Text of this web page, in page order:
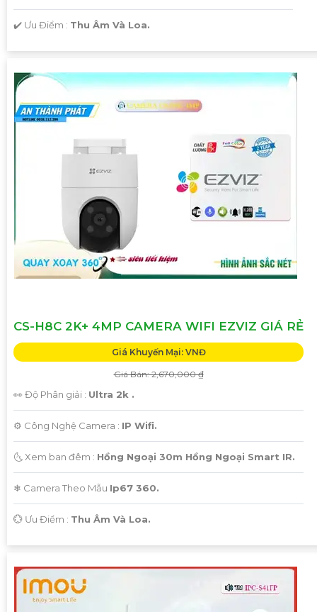
️✔️ Ưu Điểm : Thu Âm Và Loa.
CS-H8C 2K+ 4MP CAMERA WIFI EZVIZ GIÁ RẺ
Giá Khuyến Mại: VNĐ
Giá Bán: 2,670,000 ₫
👀 Độ Phân giải : Ultra 2k .
⚙ Công Nghệ Camera : IP Wifi.
🌜 Xem ban đêm : Hồng Ngoại 30m Hồng Ngoại Smart IR.
❄ Camera Theo Mẫu Ip67 360.
️💮 Ưu Điểm : Thu Âm Và Loa.